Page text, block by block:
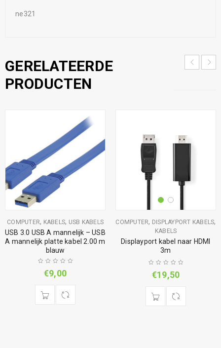
ne321
GERELATEERDE
PRODUCTEN
COMPUTER, KABELS, USB KABELS
USB 3.0 USB A mannelijk – USB
A mannelijk platte kabel 2.00 m
blauw
€9,00
COMPUTER, DISPLAYPORT KABELS,
KABELS
Displayport kabel naar HDMI
3m
€19,50